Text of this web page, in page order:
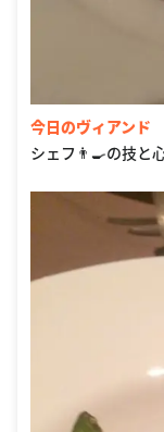
今日のヴィアンド
シェフ👨‍🍳の技と